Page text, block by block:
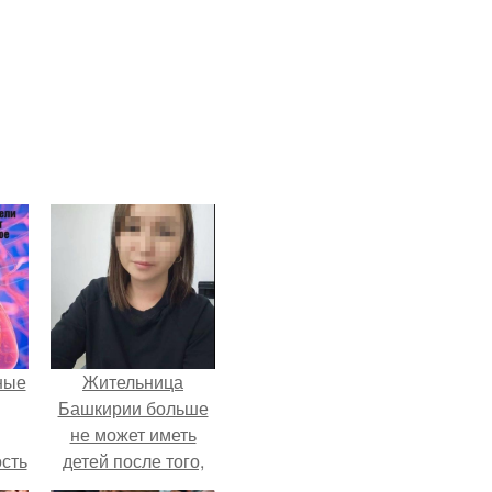
Жительница
Башкирии больше
не может иметь
детей после того,